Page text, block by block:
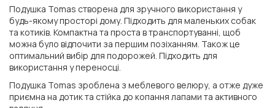
Подушка Tomas створена для зручного використання у
будь-якому просторі дому. Підходить для маленьких собак
та котиків. Компактна та проста в транспортуванні, щоб
можна було відпочити за першим позіханням. Також це
оптимальний вибір для подорожей. Підходить для
використання у переносці.
Подушка Tomas зроблена з меблевого велюру, а отже дуже
приємна на дотик та стійка до копання лапами та активного